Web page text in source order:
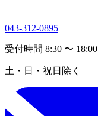
043-312-0895
受付時間 8:30 〜 18:00
土・日・祝日除く